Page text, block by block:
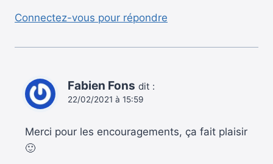
Connectez-vous pour répondre
Fabien Fons dit :
22/02/2021 à 15:59
Merci pour les encouragements, ça fait plaisir
🙂